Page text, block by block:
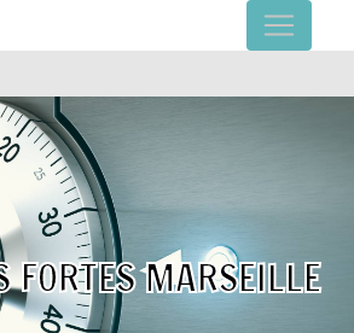
FORTES MARSEILLE